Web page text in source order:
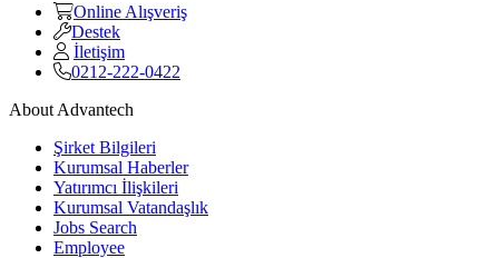
Online Alışveriş
Destek
İletişim
0212-222-0422
About Advantech
Şirket Bilgileri
Kurumsal Haberler
Yatırımcı İlişkileri
Kurumsal Vatandaşlık
Jobs Search
Employee